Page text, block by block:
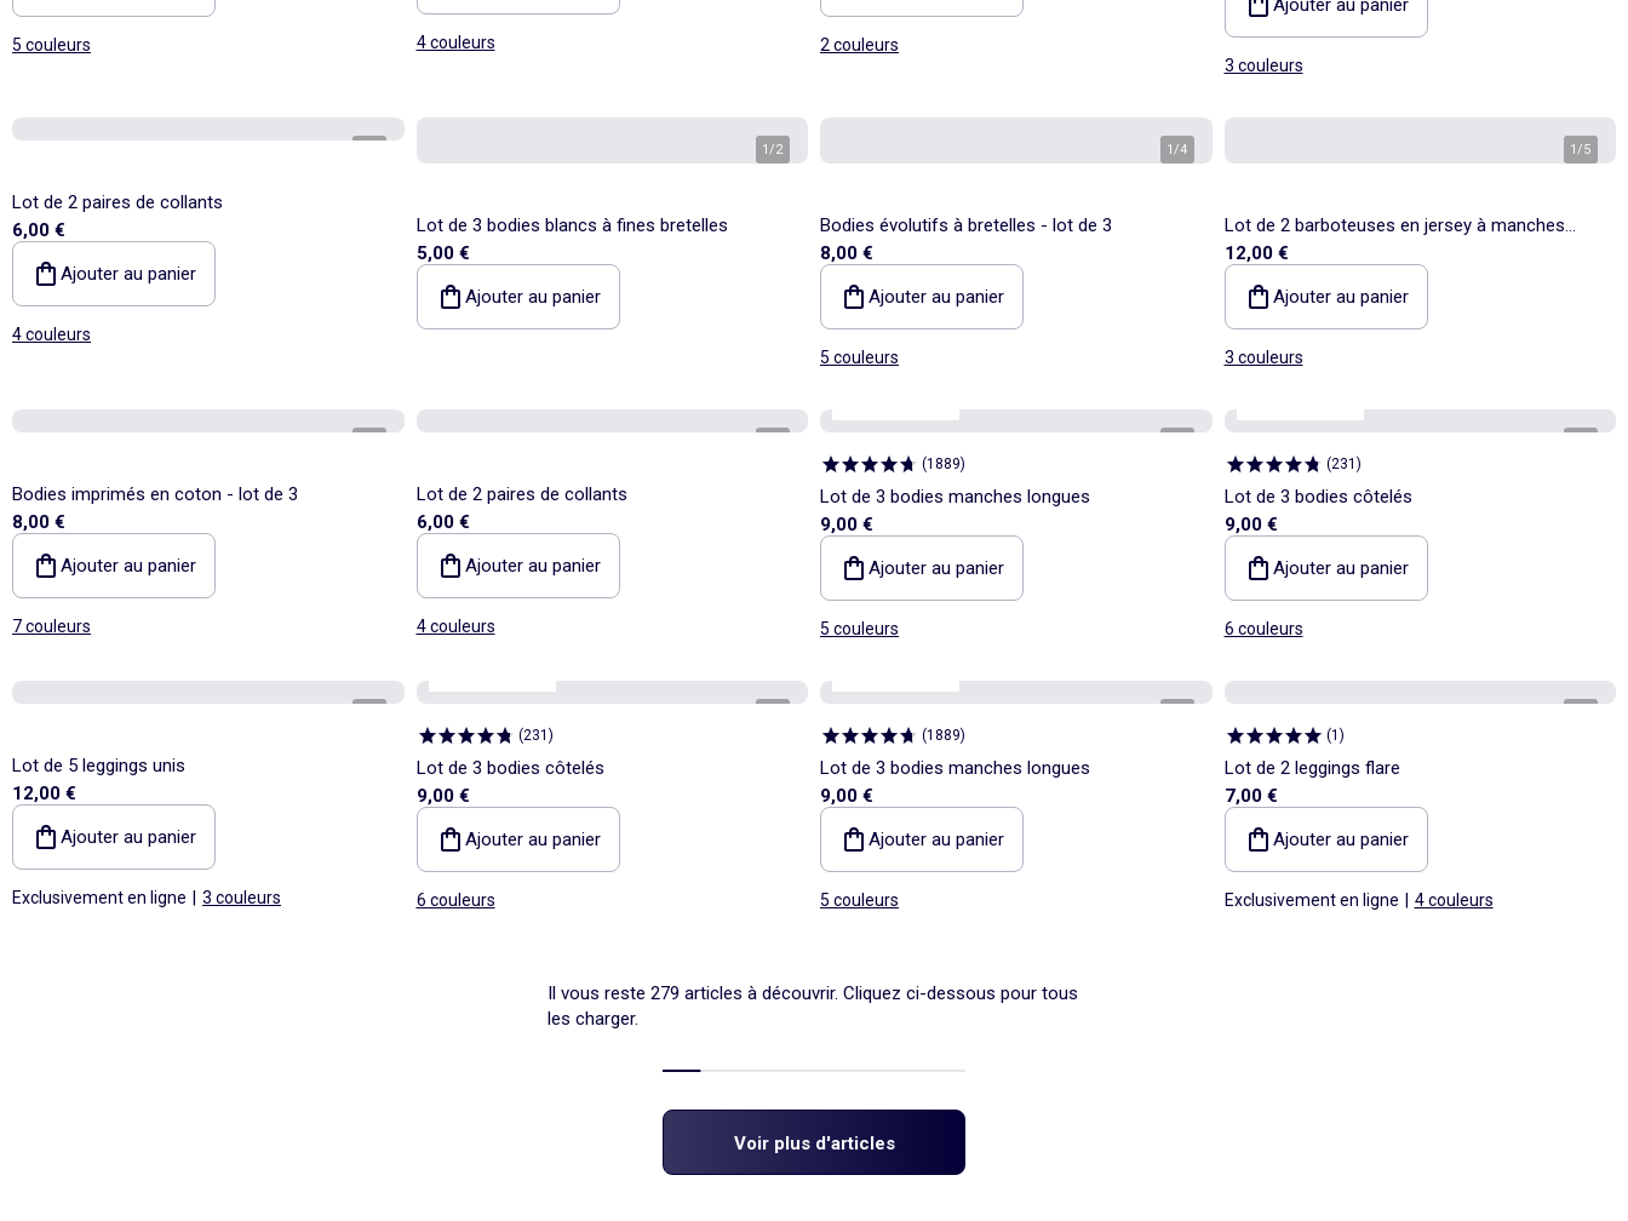
5 couleurs 4 couleurs 2 couleurs
Ajouter au panier
3 couleurs
Lot de 2 paires de collants
6,00 €
Ajouter au panier
4 couleurs
1/2
Lot de 3 bodies blancs à fines bretelles
5,00 €
Ajouter au panier
1/4
Bodies évolutifs à bretelles - lot de 3
8,00 €
Ajouter au panier
5 couleurs
1/5
Lot de 2 barboteuses en jersey à manches
courtes
12,00 €
Ajouter au panier
3 couleurs
Bodies imprimés en coton - lot de 3
8,00 €
Ajouter au panier
7 couleurs
Lot de 2 paires de collants
6,00 €
Ajouter au panier
4 couleurs
(1889)
Lot de 3 bodies manches longues
9,00 €
Ajouter au panier
5 couleurs
(231 )
Lot de 3 bodies côtelés
9,00 €
Ajouter au panier
6 couleurs
Lot de 5 leggings unis
12,00 €
Ajouter au panier
Exclusivement en ligne 3 couleurs
(231 )
Lot de 3 bodies côtelés
9,00 €
Ajouter au panier
6 couleurs
(1889)
Lot de 3 bodies manches longues
9,00 €
Ajouter au panier
5 couleurs
(1 )
Lot de 2 leggings flare
7,00 €
Ajouter au panier
Exclusivement en ligne 4 couleurs
Il vous reste 279 articles à découvrir. Cliquez ci-dessous pour tous
les charger.
Voir plus d'articles